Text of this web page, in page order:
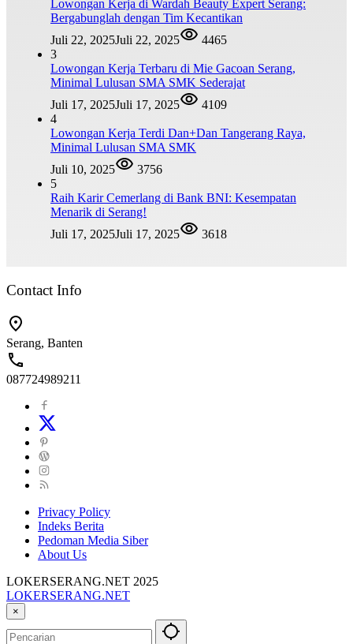
Lowongan Kerja di Wardah Beauty Expert Serang:
Bergabunglah dengan Tim Kecantikan
Juli 22, 2025Juli 22, 2025
4465
3
Lowongan Kerja Terbaru di Mie Gacoan Serang,
Minimal Lulusan SMA SMK Sederajat
Juli 17, 2025Juli 17, 2025
4109
4
Lowongan Kerja Terdi Dan+Dan Tangerang Raya,
Minimal Lulusan SMA SMK
Juli 10, 2025
3756
5
Raih Karir Cemerlang di Bank BNI: Kesempatan
Menarik di Serang!
Juli 17, 2025Juli 17, 2025 3618
Contact Info
Serang, Banten
087724989211
Privacy Policy
Indeks Berita
Pedoman Media Siber
About Us
LOKERSERANG.NET 2025
LOKERSERANG.NET
Info
Lowongan
Kerja
×